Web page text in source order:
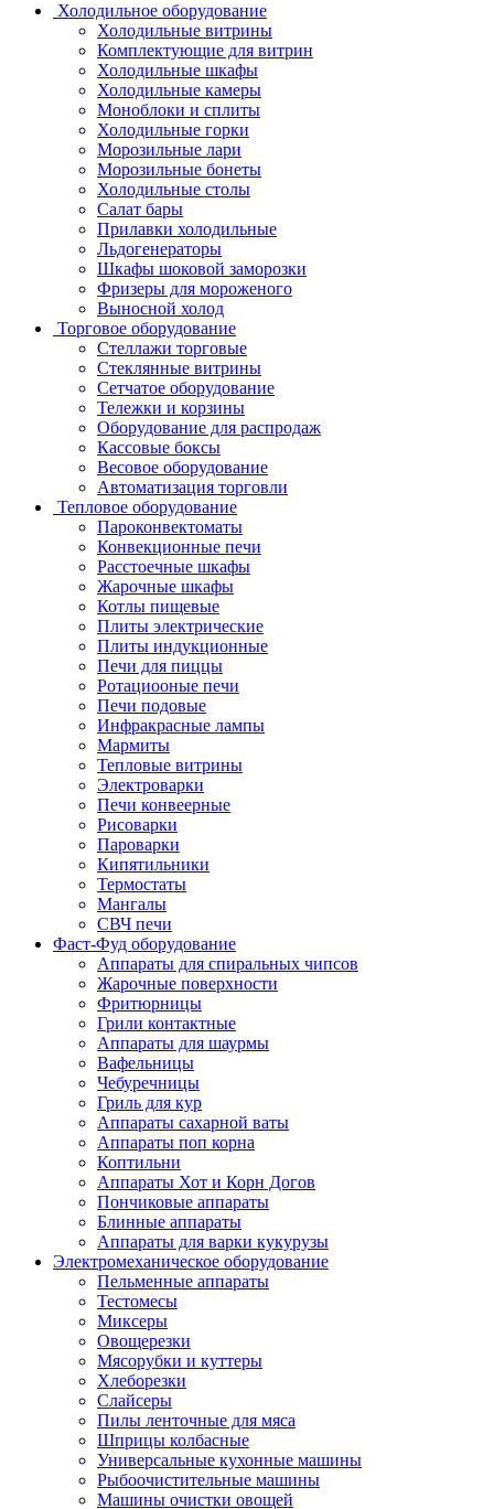
Холодильное оборудование
Холодильные витрины
Комплектующие для витрин
Холодильные шкафы
Холодильные камеры
Моноблоки и сплиты
Холодильные горки
Морозильные лари
Морозильные бонеты
Холодильные столы
Салат бары
Прилавки холодильные
Льдогенераторы
Шкафы шоковой заморозки
Фризеры для мороженого
Выносной холод
Торговое оборудование
Стеллажи торговые
Стеклянные витрины
Сетчатое оборудование
Тележки и корзины
Оборудование для распродаж
Кассовые боксы
Весовое оборудование
Автоматизация торговли
Тепловое оборудование
Пароконвектоматы
Конвекционные печи
Расстоечные шкафы
Жарочные шкафы
Котлы пищевые
Плиты электрические
Плиты индукционные
Печи для пиццы
Ротациооные печи
Печи подовые
Инфракрасные лампы
Мармиты
Тепловые витрины
Электроварки
Печи конвеерные
Рисоварки
Пароварки
Кипятильники
Термостаты
Мангалы
СВЧ печи
Фаст-Фуд оборудование
Аппараты для спиральных чипсов
Жарочные поверхности
Фритюрницы
Грили контактные
Аппараты для шаурмы
Вафельницы
Чебуречницы
Гриль для кур
Аппараты сахарной ваты
Аппараты поп корна
Коптильни
Аппараты Хот и Корн Догов
Пончиковые аппараты
Блинные аппараты
Аппараты для варки кукурузы
Электромеханическое оборудование
Пельменные аппараты
Тестомесы
Миксеры
Овощерезки
Мясорубки и куттеры
Хлеборезки
Слайсеры
Пилы ленточные для мяса
Шприцы колбасные
Универсальные кухонные машины
Рыбоочистительные машины
Машины очистки овощей